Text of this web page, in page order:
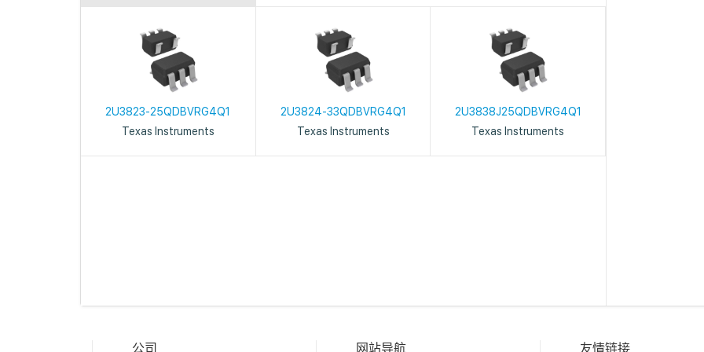
2U3823-25QDBVRG4Q1
Texas Instruments
2U3824-33QDBVRG4Q1
Texas Instruments
2U3838J25QDBVRG4Q1
Texas Instruments
公司 网站导航 友情链接